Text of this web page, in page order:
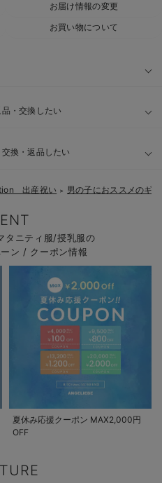
お届け情報の変更
お買い物について
・交換したい
換・返品したい
出産祝い ＞ 男の子におススメのギ
タニティ服/授乳服の
ン / クーポン情報
夏休み応援クーポン MAX2,000円
OFF